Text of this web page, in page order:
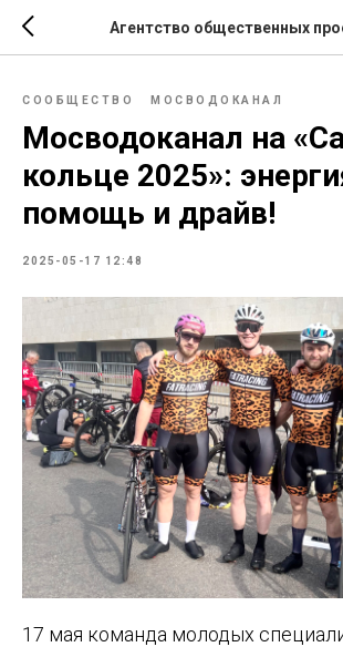
Агентство общественных
СООБЩЕСТВО МОСВОДОКАНАЛ
Мосводоканал на
кольце 2025»:
помощь и драйв!
2025-05-17 12:48
17 мая команда молодых